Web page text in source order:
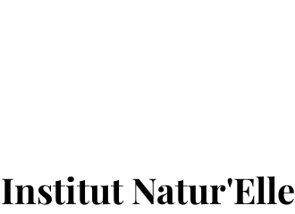
Institut Natur'Elle